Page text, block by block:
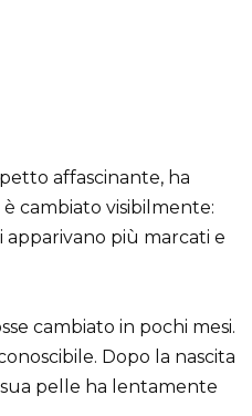
affascinante, ha
cambiato visibilmente:
più marcati e
cambiato in pochi mesi.
Dopo la nascita
pelle ha lentamente